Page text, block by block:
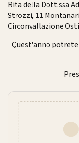
Rita della Dott.ssa
Strozzi, 11
Circonvallazione
Quest'anno